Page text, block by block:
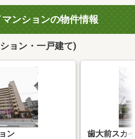
ンションの物件情報
ョン・一戸建て)
ン 歯大前スカ